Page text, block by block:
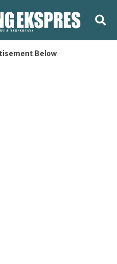
Below